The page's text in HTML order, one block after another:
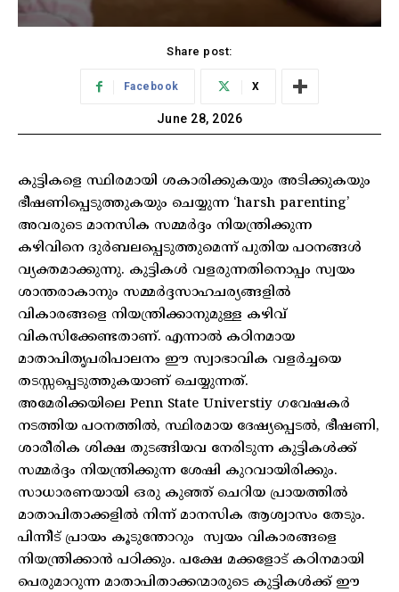
Share post:
Facebook X
June 28, 2026
കുട്ടികളെ സ്ഥിരമായി ശകാരിക്കുകയും അടിക്കുകയും
ഭീഷണിപ്പെടുത്തുകയും ചെയ്യുന്ന ‘harsh parenting’
അവരുടെ മാനസിക സമ്മർദ്ദം നിയന്ത്രിക്കുന്ന
കഴിവിനെ ദുർബലപ്പെടുത്തുമെന്ന് പുതിയ പഠനങ്ങൾ
വ്യക്തമാക്കുന്നു. കുട്ടികൾ വളരുന്നതിനൊപ്പം സ്വയം
ശാന്തരാകാനും സമ്മർദ്ദസാഹചര്യങ്ങളിൽ
വികാരങ്ങളെ നിയന്ത്രിക്കാനുമുള്ള കഴിവ്
വികസിക്കേണ്ടതാണ്. എന്നാൽ കഠിനമായ
മാതാപിതൃപരിപാലനം ഈ സ്വാഭാവിക വളർച്ചയെ
തടസ്സപ്പെടുത്തുകയാണ് ചെയ്യുന്നത്.
അമേരിക്കയിലെ Penn State Universtiy ഗവേഷകർ
നടത്തിയ പഠനത്തിൽ, സ്ഥിരമായ ദേഷ്യപ്പെടൽ, ഭീഷണി,
ശാരീരിക ശിക്ഷ തുടങ്ങിയവ നേരിടുന്ന കുട്ടികൾക്ക്
സമ്മർദ്ദം നിയന്ത്രിക്കുന്ന ശേഷി കുറവായിരിക്കും.
സാധാരണയായി ഒരു കുഞ്ഞ് ചെറിയ പ്രായത്തിൽ
മാതാപിതാക്കളിൽ നിന്ന് മാനസിക ആശ്വാസം തേടും.
പിന്നീട് പ്രായം കൂടുന്തോറും സ്വയം വികാരങ്ങളെ
നിയന്ത്രിക്കാൻ പഠിക്കും. പക്ഷേ മക്കളോട് കഠിനമായി
പെരുമാറുന്ന മാതാപിതാക്കന്മാരുടെ കുട്ടികൾക്ക് ഈ